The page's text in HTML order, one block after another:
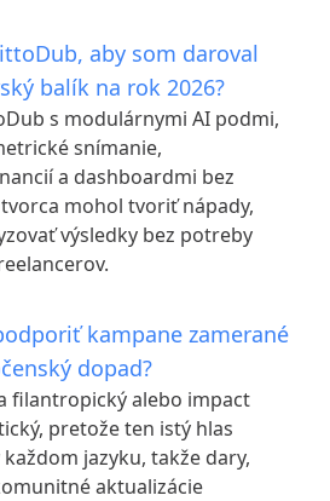
aby som daroval
balík na rok 2026?
s modulárnymi AI podmi,
snímanie,
a dashboardmi bez
mohol tvoriť nápady,
výsledky bez potreby
kampane zamerané
dopad?
filantropický alebo impact
pretože ten istý hlas
jazyku, takže dary,
aktualizácie